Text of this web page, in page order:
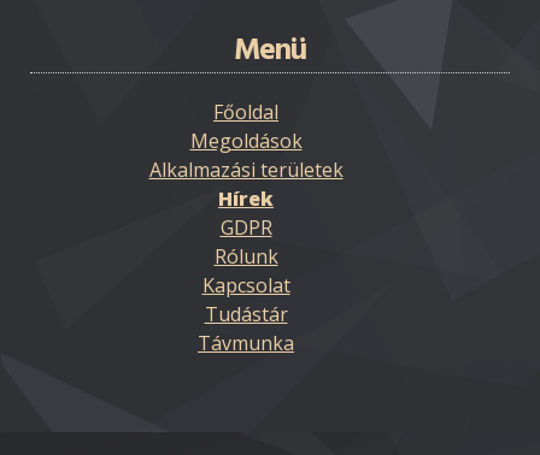
Menü
Főoldal
Megoldások
Alkalmazási területek
Hírek
GDPR
Rólunk
Kapcsolat
Tudástár
Távmunka